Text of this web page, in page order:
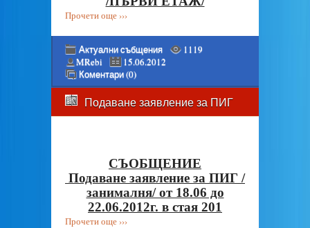
Прочети още ›››
Актуални събщения
1119
MRebi
15.06.2012
Коментари (0)
Подаване заявление за ПИГ
СЪОБЩЕНИE
Подаване заявление за ПИГ /
занималня/ от 18.06 до
22.06.2012г. в стая 201
Прочети още ›››